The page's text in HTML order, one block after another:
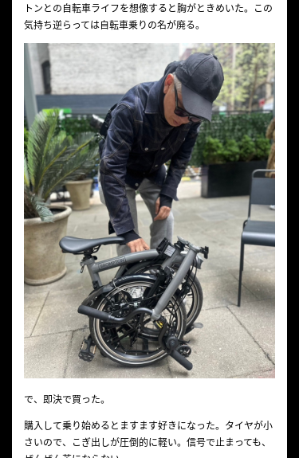
トンとの自転車ライフを想像すると胸がときめいた。この
気持ち逆らっては自転車乗りの名が廃る。
で、即決で買った。
購入して乗り始めるとますます好きになった。タイヤが小
さいので、こぎ出しが圧倒的に軽い。信号で止まっても、